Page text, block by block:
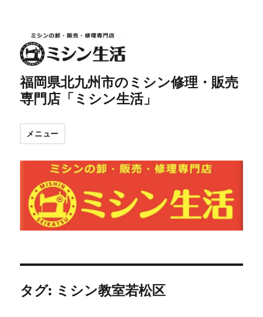
福岡県北九州市のミシン修理・販売
専門店「ミシン生活」
メニュー
タグ: ミシン教室若松区